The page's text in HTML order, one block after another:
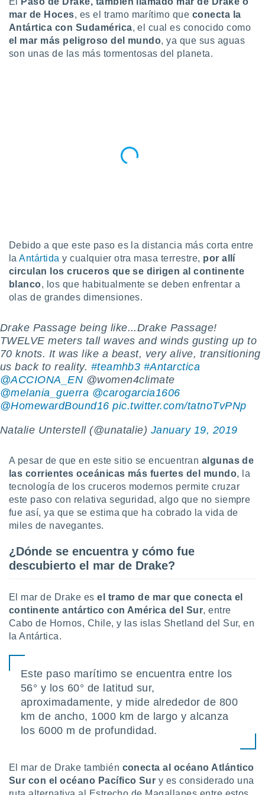
y
en
cookies
aceptar
de
de que
sean
el sitio
se
para
ni para
aunque
no
acceder a
web a
únicos
como
sitio
IP
de
interés
a lo que
Para
mar de Hoces, es el tramo marítimo que conecta la
Antártica con Sudamérica, el cual es conocido como
el mar más peligroso del mundo, ya que sus aguas
son unas de las más tormentosas del planeta.
Debido a que este paso es la distancia más corta entre
laAntártida y cualquier otra masa terrestre, por allí
circulan los cruceros que se dirigen al continente
blanco, los que habitualmente se deben enfrentar a
olas de grandes dimensiones.
Drake Passage being like...Drake Passage!
TWELVE meters tall waves and winds gusting up to
70 knots. It was like a beast, very alive, transitioning
us back to reality. #teamhb3 #Antarctica
@ACCIONA_EN @women4climate
@melania_guerra @carogarcia1606
@HomewardBound16 pic.twitter.com/tatnoTvPNp
Natalie Unterstell (@unatalie) January 19, 2019
A pesar de que en este sitio se encuentran algunas de
las corrientes oceánicas más fuertes del mundo, la
tecnología de los cruceros modernos permite cruzar
este paso con relativa seguridad, algo que no siempre
fue así, ya que se estima que ha cobrado la vida de
miles de navegantes.
¿Dónde se encuentra y cómo fue
descubierto el mar de Drake?
El mar de Drake esel tramo de mar que conecta el
continente antártico con América del Sur, entre
Cabo de Hornos, Chile, y las islas Shetland del Sur, en
la Antártica.
Este paso marítimo se encuentra entre los
56° y los 60° de latitud sur,
aproximadamente, y mide alrededor de 800
km de ancho, 1000 km de largo y alcanza
los 6000 m de profundidad.
El mar de Drake también conecta al océano Atlántico
Sur con el océano Pacífico Sur y es considerado una